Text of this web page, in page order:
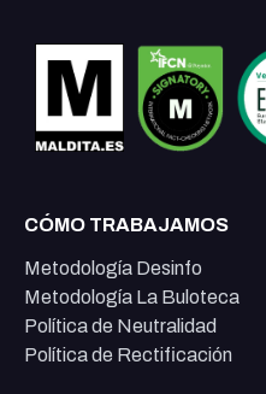
CÓMO TRABAJAMOS
Metodología Desinfo
Metodología La Buloteca
Política de Neutralidad
Política de Rectificación